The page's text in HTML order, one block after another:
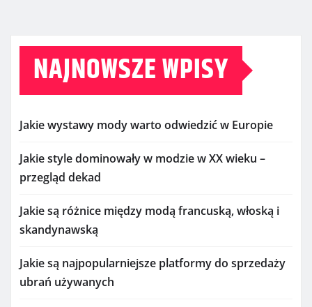
NAJNOWSZE WPISY
Jakie wystawy mody warto odwiedzić w Europie
Jakie style dominowały w modzie w XX wieku –
przegląd dekad
Jakie są różnice między modą francuską, włoską i
skandynawską
Jakie są najpopularniejsze platformy do sprzedaży
ubrań używanych